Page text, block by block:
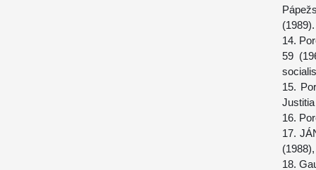
(1989).
14.
59
socialis
15.
16.
17.
18.